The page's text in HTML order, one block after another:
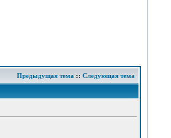
Предыдущая тема :: Следующая тема